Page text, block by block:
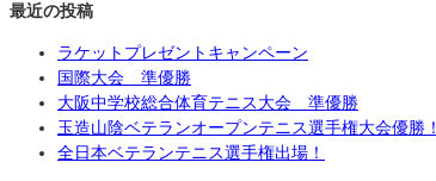
最近の投稿
ラケットプレゼントキャンペーン
国際大会 準優勝
大阪中学校総合体育テニス大会 準優勝
玉造山陰ベテランオープンテニス選手権大会優勝！
全日本ベテランテニス選手権出場！